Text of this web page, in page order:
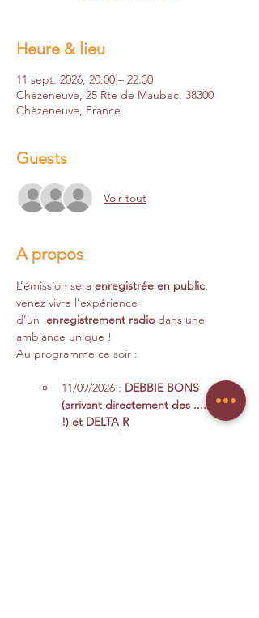
Heure & lieu
11 sept. 2026, 20:00 – 22:30
Chèzeneuve, 25 Rte de Maubec, 38300
Chèzeneuve, France
Guests
Voir tout
A propos
L’émission sera enregistrée en public,
venez vivre l’expérience
d’un enregistrement radio dans une
ambiance unique !
Au programme ce soir :
11/09/2026 : DEBBIE BONS
(arrivant directement des .... USA
!) et DELTA R
Plus d'infos à venir 😜